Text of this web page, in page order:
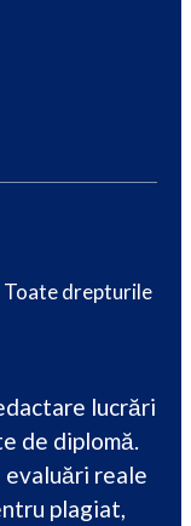
Toate drepturile
lucrări
de diplomă.
reale
plagiat,